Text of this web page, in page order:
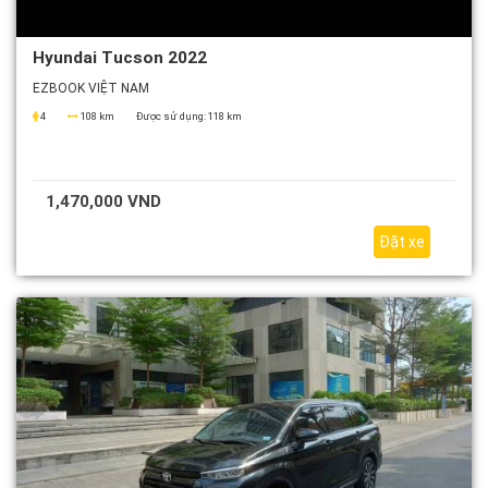
Hyundai Tucson 2022
EZBOOK VIỆT NAM
4 108 km Được sử dụng:118 km
1,470,000 VND
Đặt xe